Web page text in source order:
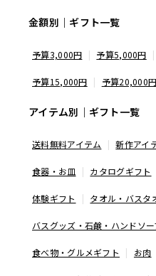
金額別｜ギフト一覧
予算3,000円 予算5,000円
予算15,000円 予算20,000円
アイテム別｜ギフト一覧
送料無料アイテム 新作アイ
食器・お皿 カタログギフト
体験ギフト タオル・バスタ
バスグッズ・石鹸・ハンドソ
食べ物・グルメギフト お肉